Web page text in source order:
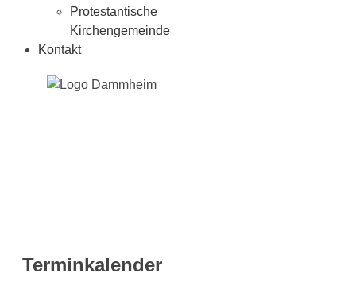
Protestantische
Kirchengemeinde
Kontakt
Terminkalender